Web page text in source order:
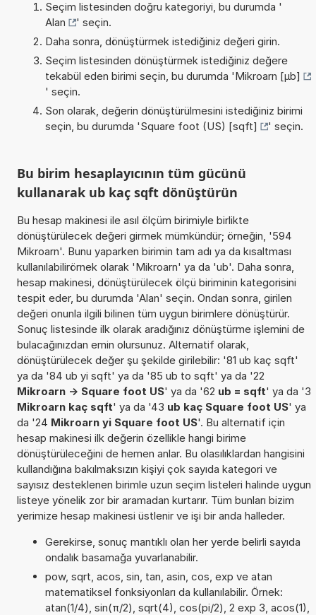
Seçim listesinden doğru kategoriyi, bu durumda '
Alan
' seçin.
Daha sonra, dönüştürmek istediğiniz değeri girin.
Seçim listesinden dönüştürmek istediğiniz değere
tekabül eden birimi seçin, bu durumda 'Mikroarn [µb]
' seçin.
Son olarak, değerin dönüştürülmesini istediğiniz birimi
seçin, bu durumda 'Square foot (US) [sqft] ' seçin.
Bu birim hesaplayıcının tüm gücünü
kullanarak ub kaç sqft dönüştürün
Bu hesap makinesi ile asıl ölçüm birimiyle birlikte
dönüştürülecek değeri girmek mümkündür; örneğin, '594
Mikroarn'. Bunu yaparken birimin tam adı ya da kısaltması
kullanılabilirörnek olarak 'Mikroarn' ya da 'ub'. Daha sonra,
hesap makinesi, dönüştürülecek ölçü biriminin kategorisini
tespit eder, bu durumda 'Alan' seçin. Ondan sonra, girilen
değeri onunla ilgili bilinen tüm uygun birimlere dönüştürür.
Sonuç listesinde ilk olarak aradığınız dönüştürme işlemini de
bulacağınızdan emin olursunuz. Alternatif olarak,
dönüştürülecek değer şu şekilde girilebilir: '81 ub kaç sqft'
ya da '84 ub yi sqft' ya da '85 ub to sqft' ya da '22
Mikroarn -> Square foot US' ya da '62 ub = sqft' ya da '3
Mikroarn kaç sqft' ya da '43 ub kaç Square foot US' ya
da '24 Mikroarn yi Square foot US'. Bu alternatif için
hesap makinesi ilk değerin özellikle hangi birime
dönüştürüleceğini de hemen anlar. Bu olasılıklardan hangisini
kullandığına bakılmaksızın kişiyi çok sayıda kategori ve
sayısız desteklenen birimle uzun seçim listeleri halinde uygun
listeye yönelik zor bir aramadan kurtarır. Tüm bunları bizim
yerimize hesap makinesi üstlenir ve işi bir anda halleder.
Gerekirse, sonuç mantıklı olan her yerde belirli sayıda
ondalık basamağa yuvarlanabilir.
pow, sqrt, acos, sin, tan, asin, cos, exp ve atan
matematiksel fonksiyonları da kullanılabilir. Örnek:
atan(1/4), sin(π/2), sqrt(4), cos(pi/2), 2 exp 3, acos(1),